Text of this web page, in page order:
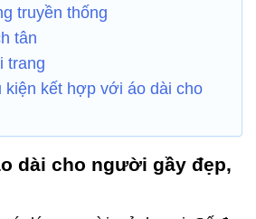
truyền thống
tân
trang
kiện kết hợp với áo dài cho
dài cho người gầy đẹp,